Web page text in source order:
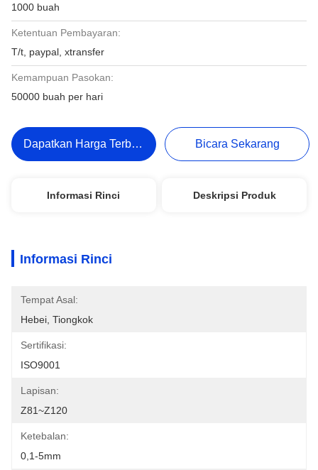
1000 buah
Ketentuan Pembayaran:
T/t, paypal, xtransfer
Kemampuan Pasokan:
50000 buah per hari
Dapatkan Harga Terbaik Bicara Sekarang
Informasi Rinci Deskripsi Produk
Informasi Rinci
Tempat Asal:
Hebei, Tiongkok
Sertifikasi:
ISO9001
Lapisan:
Z81~Z120
Ketebalan:
0,1-5mm